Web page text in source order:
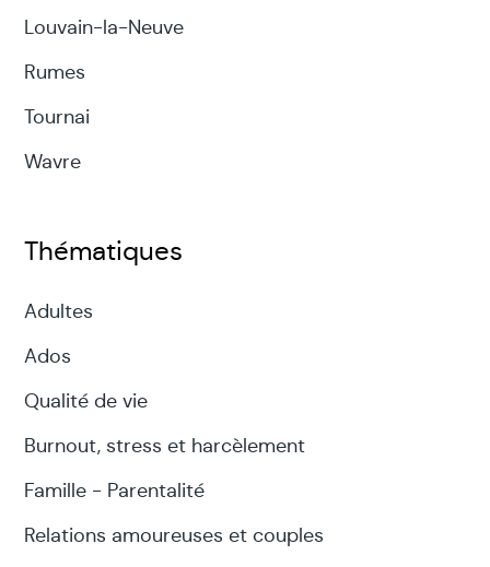
Louvain-la-Neuve
Rumes
Tournai
Wavre
Thématiques
Adultes
Ados
Qualité de vie
Burnout, stress et harcèlement
Famille - Parentalité
Relations amoureuses et couples